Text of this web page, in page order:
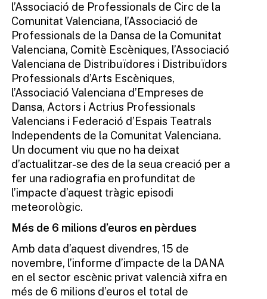
l’Associació de Professionals de Circ de la
Comunitat Valenciana, l’Associació de
Professionals de la Dansa de la Comunitat
Valenciana, Comitè Escèniques, l’Associació
Valenciana de Distribuïdores i Distribuïdors
Professionals d’Arts Escèniques,
l’Associació Valenciana d’Empreses de
Dansa, Actors i Actrius Professionals
Valencians i Federació d’Espais Teatrals
Independents de la Comunitat Valenciana.
Un document viu que no ha deixat
d’actualitzar-se des de la seua creació per a
fer una radiografia en profunditat de
l’impacte d’aquest tràgic episodi
meteorològic.
Més de 6 milions d’euros en pèrdues
Amb data d’aquest divendres, 15 de
novembre, l’informe d’impacte de la DANA
en el sector escènic privat valencià xifra en
més de 6 milions d’euros el total de